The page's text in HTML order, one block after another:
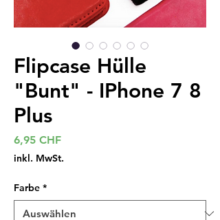
Flipcase Hülle
"Bunt" - IPhone 7 8
Plus
6,95 CHFPreis
inkl. MwSt.
Farbe *